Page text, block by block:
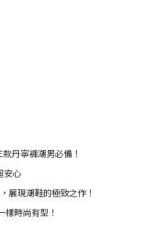
丹寧褲潮男必備！
安心
展現潮鞋的極致之作！
時尚有型！